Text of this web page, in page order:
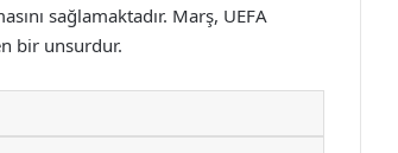
sağlamaktadır. Marş, UEFA
bir unsurdur.